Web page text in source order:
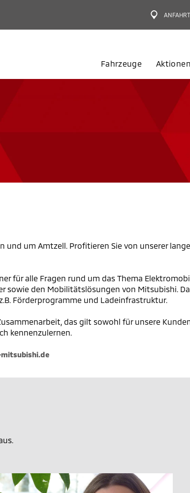
ANFAHRT
Fahrzeuge Aktionen
und um Amtzell. Profitieren Sie von unserer
für alle Fragen rund um das Thema
sowie den Mobilitätslösungen von Mitsubishi.
Förderprogramme und Ladeinfrastruktur.
das gilt sowohl für unsere
kennenzulernen.